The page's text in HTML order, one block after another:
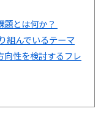
とは何か？
組んでいるテーマ
向性を検討するフレ